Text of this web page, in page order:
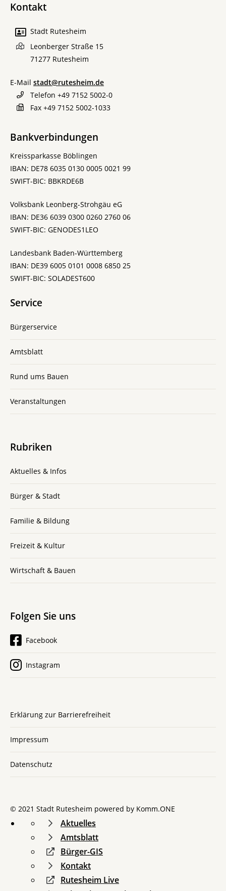
Kontakt
Stadt Rutesheim
Leonberger Straße 15
71277 Rutesheim
E-Mail stadt@rutesheim.de
Telefon +49 7152 5002-0
Fax +49 7152 5002-1033
Bankverbindungen
Kreissparkasse Böblingen
IBAN: DE78 6035 0130 0005 0021 99
SWIFT-BIC: BBKRDE6B
Volksbank Leonberg-Strohgäu eG
IBAN: DE36 6039 0300 0260 2760 06
SWIFT-BIC: GENODES1LEO
Landesbank Baden-Württemberg
IBAN: DE39 6005 0101 0008 6850 25
SWIFT-BIC: SOLADEST600
Service
Bürgerservice
Amtsblatt
Rund ums Bauen
Veranstaltungen
Rubriken
Aktuelles & Infos
Bürger & Stadt
Familie & Bildung
Freizeit & Kultur
Wirtschaft & Bauen
Folgen Sie uns
Facebook
Instagram
Erklärung zur Barrierefreiheit
Impressum
Datenschutz
© 2021 Stadt Rutesheim powered by Komm.ONE
Aktuelles
Amtsblatt
Bürger-GIS
Kontakt
Rutesheim Live